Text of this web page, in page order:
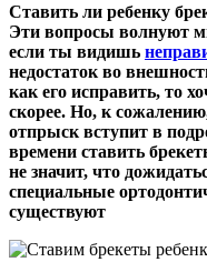
Ставить ли ребенку
Эти вопросы волнуют
если ты видишь
недостаток во
как его исправить, то
скорее. Но, к
отпрыск вступит в
времени ставить
не значит, что
специальные
существуют